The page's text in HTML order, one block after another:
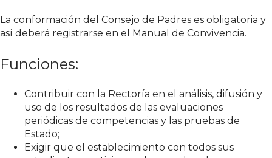
La conformación del Consejo de Padres es obligatoria y
así deberá registrarse en el Manual de Convivencia.
Funciones:
Contribuir con la Rectoría en el análisis, difusión y
uso de los resultados de las evaluaciones
periódicas de competencias y las pruebas de
Estado;
Exigir que el establecimiento con todos sus